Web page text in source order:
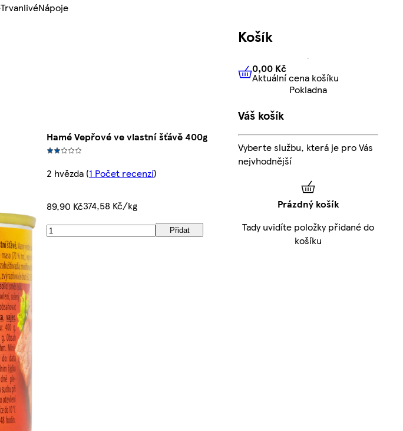
TrvanlivéNápoje
Hamé Vepřové ve vlastní šťávě 400g
2 hvězda (1 Počet recenzí)
89,90 Kč374,58 Kč/kg
Přidat
Košík
0,00 KčAktuální cena košíku
0,00 Kč
Aktuální cena košíku
Pokladna
Váš košík
Vyberte službu, která je pro Vás
nejvhodnější
Prázdný košík
Tady uvidíte položky přidané do
košíku